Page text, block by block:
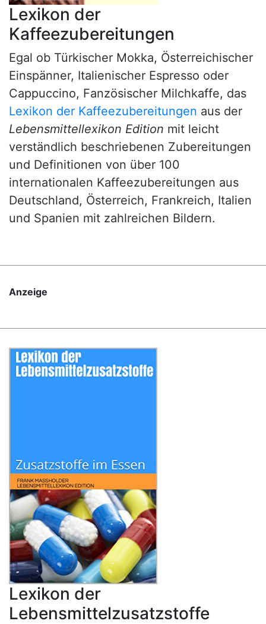
Lexikon der
Kaffeezubereitungen
Egal ob Türkischer Mokka, Österreichischer
Einspänner, Italienischer Espresso oder
Cappuccino, Fanzösischer Milchkaffe, das
Lexikon der Kaffeezubereitungen aus der
Lebensmittellexikon Edition mit leicht
verständlich beschriebenen Zubereitungen
und Definitionen von über 100
internationalen Kaffeezubereitungen aus
Deutschland, Österreich, Frankreich, Italien
und Spanien mit zahlreichen Bildern.
Anzeige
Lexikon der
Lebensmittelzusatzstoffe